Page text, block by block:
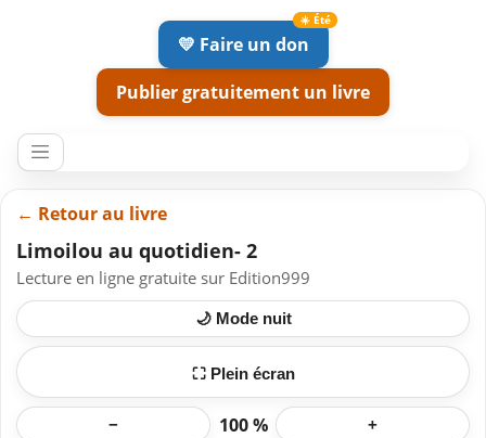
💛 Faire un don
Publier gratuitement un livre
← Retour au livre
Limoilou au quotidien- 2
Lecture en ligne gratuite sur Edition999
🌙 Mode nuit
⛶ Plein écran
− 100 % +